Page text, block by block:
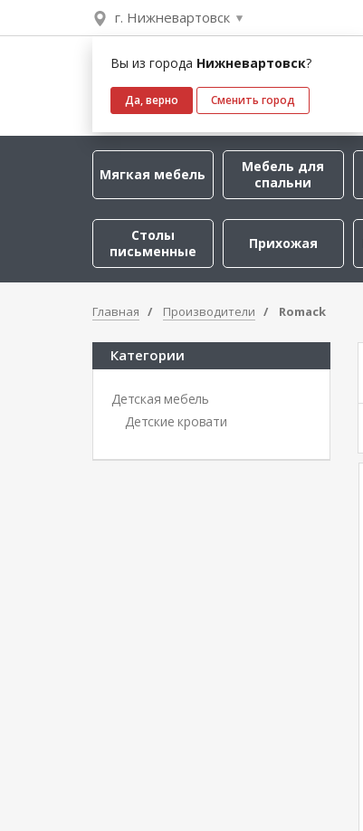
г. Нижневартовск
Вы из города Нижневартовск?
Да, верно Сменить город
Мягкая мебель
Мебель для
спальни
Столы
письменные
Прихожая
Главная Производители Romack
Категории
Детская мебель
Детские кровати